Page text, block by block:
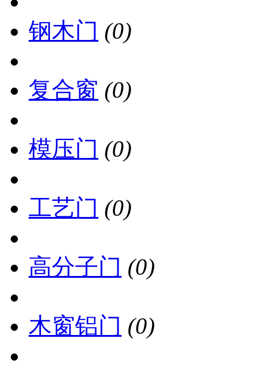
钢木门 (0)
复合窗 (0)
模压门 (0)
工艺门 (0)
高分子门 (0)
木窗铝门 (0)